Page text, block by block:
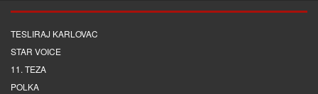
TESLIRAJ KARLOVAC
STAR VOICE
11. TEZA
POLKA